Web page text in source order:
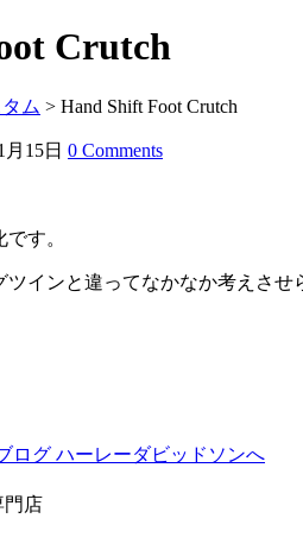
Crutch
ム > Hand Shift Foot Crutch
月15日 0 Comments
す。
ツインと違ってなかなか考えさせ
門店